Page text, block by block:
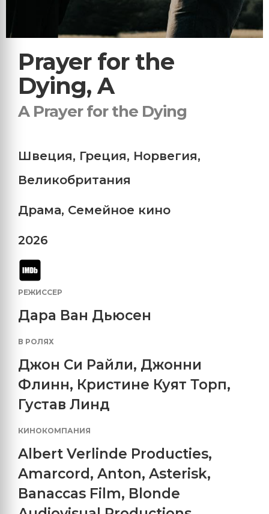
Prayer for the
Dying, A
A Prayer for the Dying
Швеция, Греция, Норвегия,
Великобритания
Драма, Семейное кино
2026
РЕЖИССЕР
Дара Ван Дьюсен
В РОЛЯХ
Джон Си Райли, Джонни
Флинн, Кристине Куят Торп,
Густав Линд
КИНОКОМПАНИЯ
Albert Verlinde Producties,
Amarcord , Anton, Asterisk,
Banaccas Film, Blonde